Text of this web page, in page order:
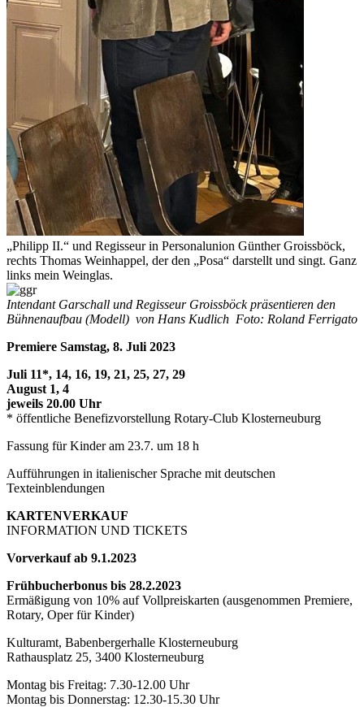
„Philipp II.“ und Regisseur in Personalunion Günther Groissböck,
rechts Thomas Weinhappel, der den „Posa“ darstellt und singt. Ganz
links mein Weinglas.
Intendant Garschall und Regisseur Groissböck präsentieren den
Bühnenaufbau (Modell) von Hans Kudlich Foto: Roland Ferrigato
Premiere Samstag, 8. Juli 2023
Juli 11*, 14, 16, 19, 21, 25, 27, 29
August 1, 4
jeweils 20.00 Uhr
* öffentliche Benefizvorstellung Rotary-Club Klosterneuburg
Fassung für Kinder am 23.7. um 18 h
Aufführungen in italienischer Sprache mit deutschen
Texteinblendungen
KARTENVERKAUF
INFORMATION UND TICKETS
Vorverkauf ab 9.1.2023
Frühbucherbonus bis 28.2.2023
Ermäßigung von 10% auf Vollpreiskarten (ausgenommen Premiere,
Rotary, Oper für Kinder)
Kulturamt, Babenbergerhalle Klosterneuburg
Rathausplatz 25, 3400 Klosterneuburg
Montag bis Freitag: 7.30-12.00 Uhr
Montag bis Donnerstag: 12.30-15.30 Uhr